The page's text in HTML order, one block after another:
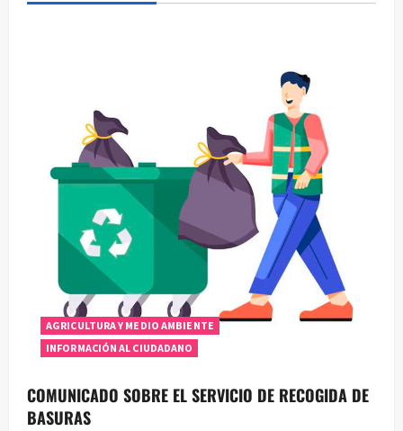
AGRICULTURA Y MEDIO AMBIENTE
INFORMACIÓN AL CIUDADANO
COMUNICADO SOBRE EL SERVICIO DE RECOGIDA DE
BASURAS